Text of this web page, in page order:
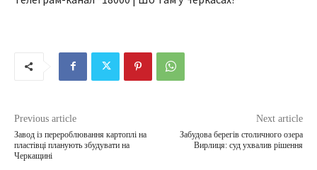
Previous article
Завод із перероблювання картоплі на
пластівці планують збудувати на
Черкащині
Next article
Забудова берегів столичного озера
Вирлиця: суд ухвалив рішення